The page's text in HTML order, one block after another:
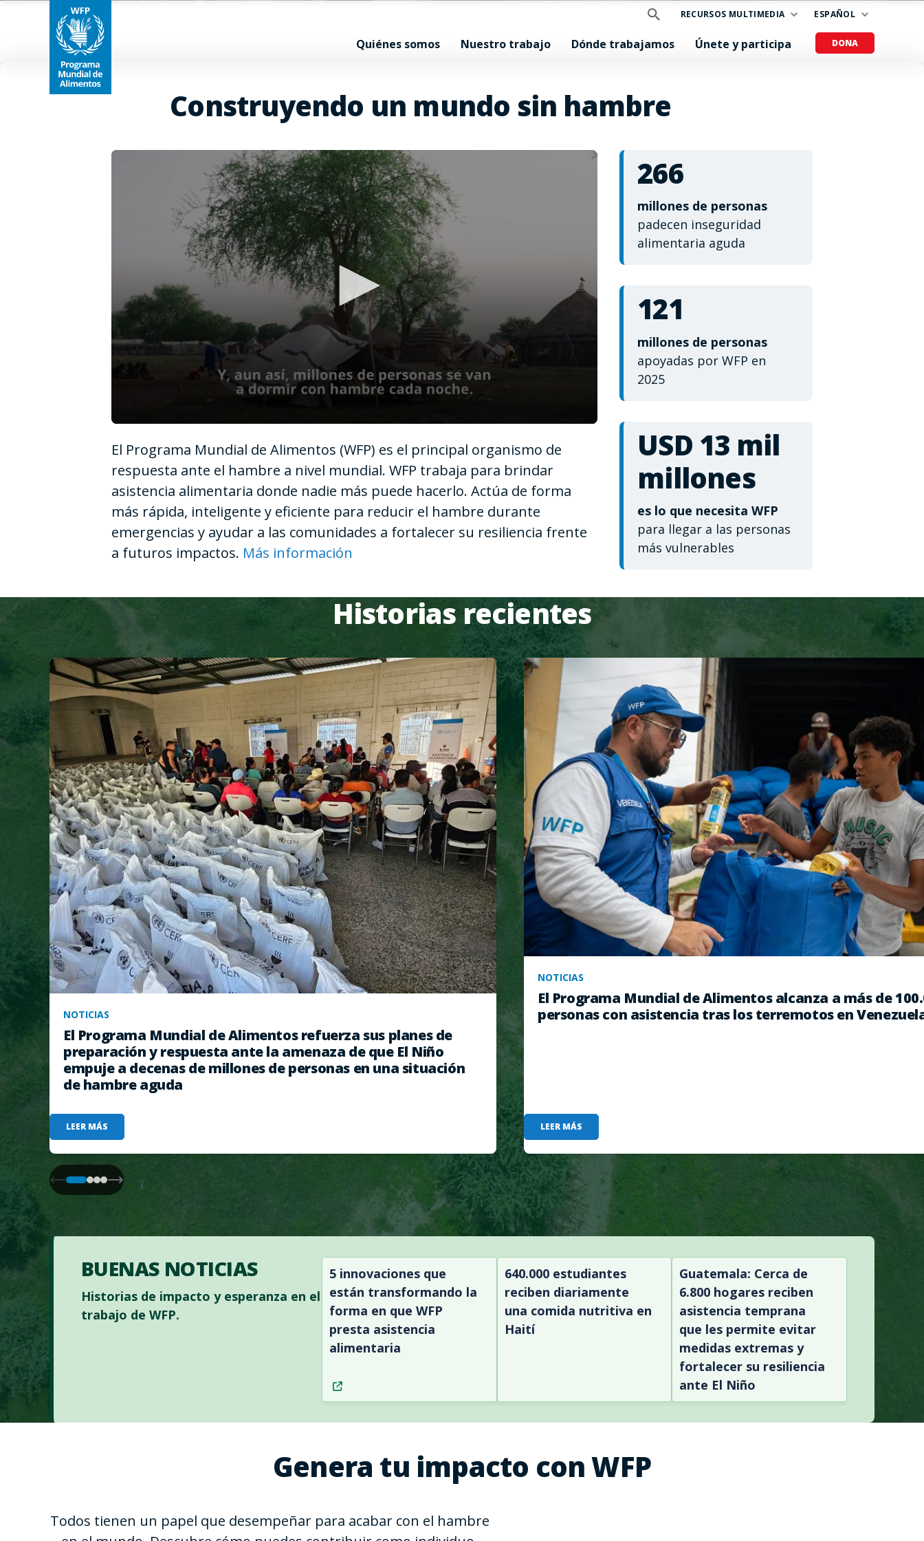
RECURSOS MULTIMEDIA ESPAÑOL
Quiénes somos Nuestro trabajo Dónde trabajamos Únete y participa DONA
Construyendo un mundo sin hambre
of
minute,
secondsVolume
90%
El Programa Mundial de Alimentos (WFP) es el principal organismo de
respuesta ante el hambre a nivel mundial. WFP trabaja para brindar
asistencia alimentaria donde nadie más puede hacerlo. Actúa de forma
más rápida, inteligente y eficiente para reducir el hambre durante
emergencias y ayudar a las comunidades a fortalecer su resiliencia frente
a futuros impactos. Más información
266
millones de personas
padecen inseguridad
alimentaria aguda
121
millones de personas
apoyadas por WFP en
2025
USD 13 mil
millones
es lo que necesita WFP
para llegar a las personas
más vulnerables
Historias recientes
NOTICIAS
El Programa Mundial de Alimentos refuerza sus planes de
preparación y respuesta ante la amenaza de que El Niño
empuje a decenas de millones de personas en una situación
de hambre aguda
LEER MÁS
NOTICIAS
El Programa Mundial de Alimentos alcanza a más de
personas con asistencia tras los terremotos en
LEER MÁS
BUENAS NOTICIAS
Historias de impacto y esperanza en el
trabajo de WFP.
5 innovaciones que
están transformando la
forma en que WFP
presta asistencia
alimentaria
640.000 estudiantes
reciben diariamente
una comida nutritiva en
Haití
Guatemala: Cerca de
6.800 hogares reciben
asistencia temprana
que les permite evitar
medidas extremas y
fortalecer su resiliencia
ante El Niño
Genera tu impacto con WFP
Todos tienen un papel que desempeñar para acabar con el hambre